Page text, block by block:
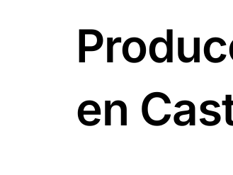
en